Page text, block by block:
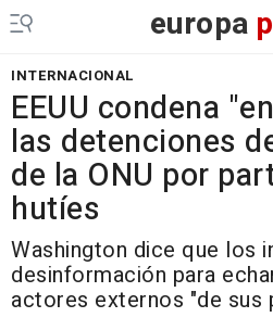
europa
INTERNACIONAL
EEUU condena
las detenciones
de la ONU por
hutíes
Washington dice que los
desinformación para
actores externos "de sus